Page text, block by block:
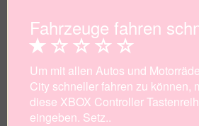
Fahrzeuge fahren
Um mit allen Autos und
City schneller fahren zu können,
diese XBOX Controller
eingeben. Setz..